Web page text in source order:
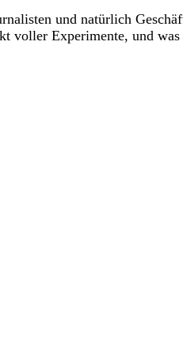
und natürlich
voller Experimente, und